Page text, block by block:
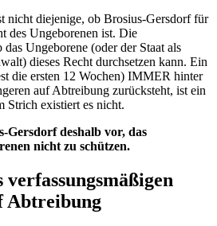
nicht diejenige, ob Brosius-Gersdorf für
des Ungeborenen ist. Die
das Ungeborene (oder der Staat als
dieses Recht durchsetzen kann. Ein
die ersten 12 Wochen) IMMER hinter
auf Abtreibung zurücksteht, ist ein
Strich existiert es nicht.
Gersdorf deshalb vor, das
nicht zu schützen.
Abtreibung